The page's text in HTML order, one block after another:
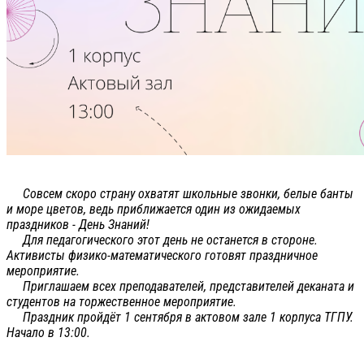
Совсем скоро страну охватят школьные звонки, белые банты
и море цветов, ведь приближается один из ожидаемых
праздников - День Знаний!
Для педагогического этот день не останется в стороне.
Активисты физико-математического готовят праздничное
мероприятие.
Приглашаем всех преподавателей, представителей деканата и
студентов на торжественное мероприятие.
Праздник пройдёт 1 сентября в актовом зале 1 корпуса ТГПУ.
Начало в 13:00.